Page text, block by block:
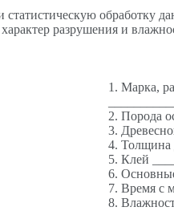
статистическую
разрушения и
1. Марка,
2. Порода
3.
4. Толщина
5. Клей
6.
7. Время с
8.